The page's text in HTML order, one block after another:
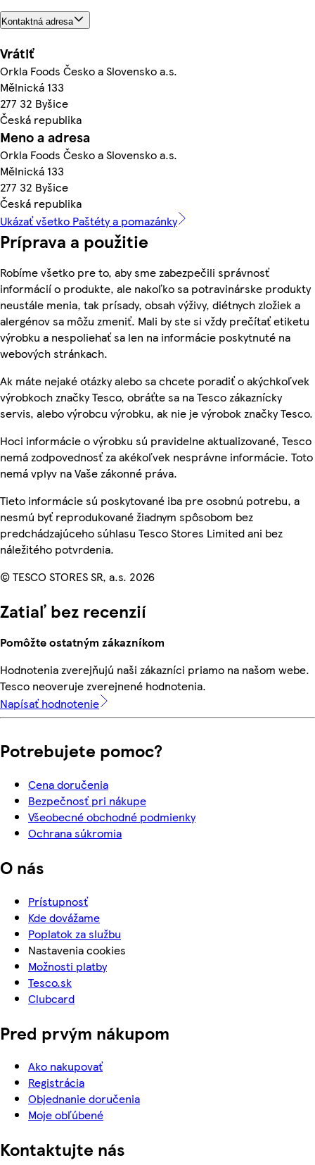
Kontaktná adresa
Vrátiť
Orkla Foods Česko a Slovensko a.s.
Mělnická 133
277 32 Byšice
Česká republika
Meno a adresa
Orkla Foods Česko a Slovensko a.s.
Mělnická 133
277 32 Byšice
Česká republika
Ukázať všetko Paštéty a pomazánky
Príprava a použitie
Robíme všetko pre to, aby sme zabezpečili správnosť
informácií o produkte, ale nakoľko sa potravinárske produkty
neustále menia, tak prísady, obsah výživy, diétnych zložiek a
alergénov sa môžu zmeniť. Mali by ste si vždy prečítať etiketu
výrobku a nespoliehať sa len na informácie poskytnuté na
webových stránkach.
Ak máte nejaké otázky alebo sa chcete poradiť o akýchkoľvek
výrobkoch značky Tesco, obráťte sa na Tesco zákaznícky
servis, alebo výrobcu výrobku, ak nie je výrobok značky Tesco.
Hoci informácie o výrobku sú pravidelne aktualizované, Tesco
nemá zodpovednosť za akékoľvek nesprávne informácie. Toto
nemá vplyv na Vaše zákonné práva.
Tieto informácie sú poskytované iba pre osobnú potrebu, a
nesmú byť reprodukované žiadnym spôsobom bez
predchádzajúceho súhlasu Tesco Stores Limited ani bez
náležitého potvrdenia.
© TESCO STORES SR, a.s. 2026
Zatiaľ bez recenzií
Pomôžte ostatným zákazníkom
Hodnotenia zverejňujú naši zákazníci priamo na našom webe.
Tesco neoveruje zverejnené hodnotenia.
Napísať hodnotenie
Potrebujete pomoc?
Cena doručenia
Bezpečnosť pri nákupe
Všeobecné obchodné podmienky
Ochrana súkromia
O nás
Prístupnosť
Kde dovážame
Poplatok za službu
Nastavenia cookies
Možnosti platby
Tesco.sk
Clubcard
Pred prvým nákupom
Ako nakupovať
Registrácia
Objednanie doručenia
Moje obľúbené
Kontaktujte nás